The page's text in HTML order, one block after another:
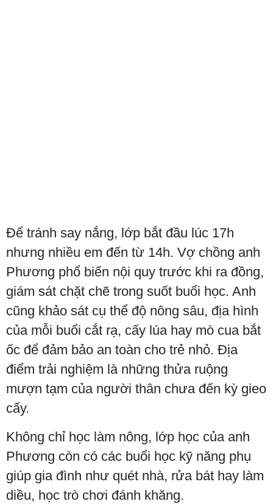
Để tránh say nắng, lớp bắt đầu lúc 17h
nhưng nhiều em đến từ 14h. Vợ chồng anh
Phương phổ biến nội quy trước khi ra đồng,
giám sát chặt chẽ trong suốt buổi học. Anh
cũng khảo sát cụ thể độ nông sâu, địa hình
của mỗi buổi cắt rạ, cấy lúa hay mò cua bắt
ốc để đảm bảo an toàn cho trẻ nhỏ. Địa
điểm trải nghiệm là những thửa ruộng
mượn tạm của người thân chưa đến kỳ gieo
cấy.
Không chỉ học làm nông, lớp học của anh
Phương còn có các buổi học kỹ năng phụ
giúp gia đình như quét nhà, rửa bát hay làm
diều, học trò chơi đánh khăng.